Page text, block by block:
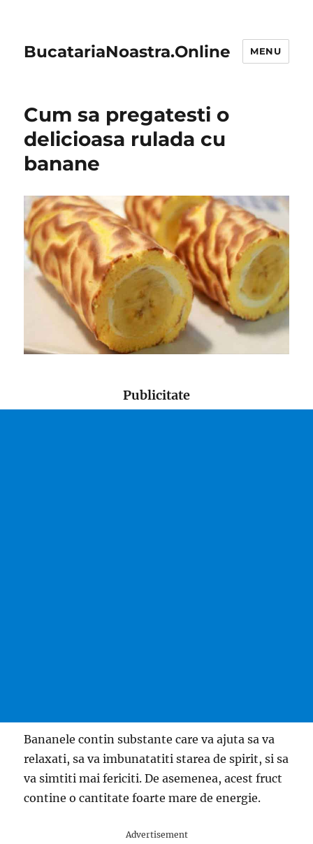
BucatariaNoastra.Online MENU
Cum sa pregatesti o
delicioasa rulada cu
banane
Publicitate
Bananele contin substante care va ajuta sa va
relaxati, sa va imbunatatiti starea de spirit, si sa
va simtiti mai fericiti. De asemenea, acest fruct
contine o cantitate foarte mare de energie.
Advertisement